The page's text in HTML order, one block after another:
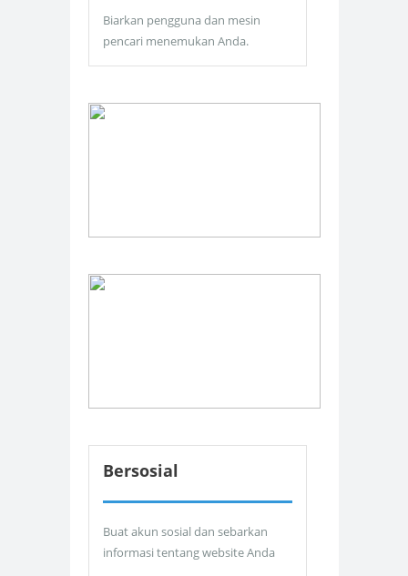
Biarkan pengguna dan mesin
pencari menemukan Anda.
Bersosial
Buat akun sosial dan sebarkan
informasi tentang website Anda